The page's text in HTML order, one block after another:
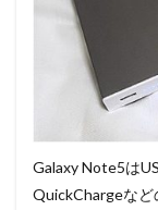
Galaxy Note5は
QuickChargeなど